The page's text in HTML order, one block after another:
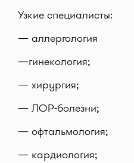
Узкие специалисты:
— аллергология
—гинекология;
— хирургия;
— ЛОР-болезни;
— офтальмология;
— кардиология;